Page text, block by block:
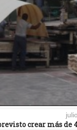
crear más de